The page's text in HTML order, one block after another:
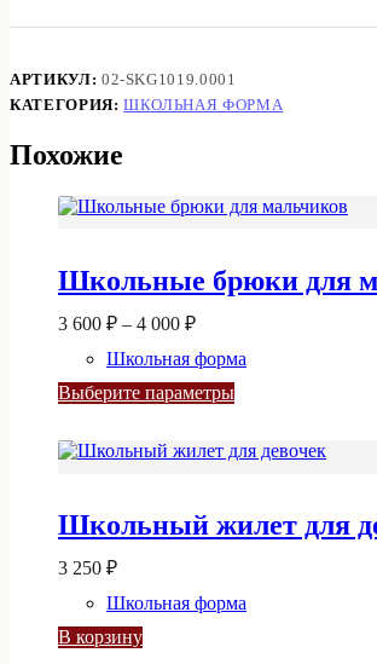
SKG1019.0001
АРТИКУЛ: 02-SKG1019.0001
КАТЕГОРИЯ:ШКОЛЬНАЯ ФОРМА
Похожие
Школьные брюки для
3 600 ₽ – 4 000 ₽Диапазон
3
600 ₽
–
000 ₽
Школьная форма
Выберите параметры
Этот
несколько
можно
выбрать
на
товара.
Школьный жилет для
3 250 ₽
Школьная форма
В корзину